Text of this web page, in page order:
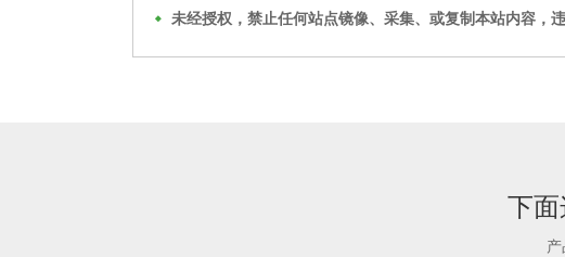
未经授权，禁止任何站点镜像、采集、或复制本站内容，
下面